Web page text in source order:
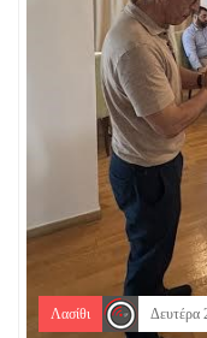
Λασίθι Δευτέρα